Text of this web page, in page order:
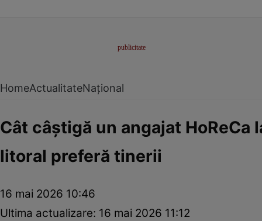
HomeActualitateNațional
Cât câștigă un angajat
litoral preferă tinerii
16 mai 2026 10:46
Ultima actualizare: 16 mai 2026 11:12